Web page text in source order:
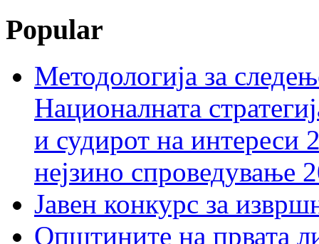
Popular
Методологија за
Националната
и судирот на интереси
нејзино спроведување
Јавен конкурс за
Општините на првата